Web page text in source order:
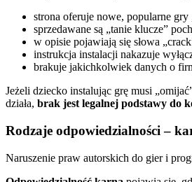
strona oferuje nowe, popularne gry
sprzedawane są „tanie klucze”
w opisie pojawiają się słowa
instrukcja instalacji nakazuje
brakuje jakichkolwiek danych o
Jeżeli dziecko instalując grę musi
działa, brak jest legalnej podstawy do
Rodzaje odpowiedzialności –
Naruszenie praw autorskich do gier i